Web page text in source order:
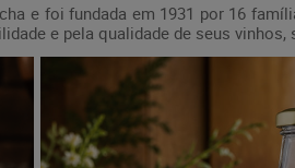
e foi fundada em 1931 por 16
e pela qualidade de seus vinhos,